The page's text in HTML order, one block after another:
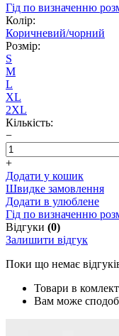
Гід по визначенню
Колір:
Коричневий/чорний
Розмір:
S
M
L
XL
2XL
Кількість:
−
+
Додати у кошик
Швидке замовлення
Додати в улюблене
Гід по визначенню
Відгуки (0)
Залишити відгук
Поки що немає
Товари в комлект
Вам може